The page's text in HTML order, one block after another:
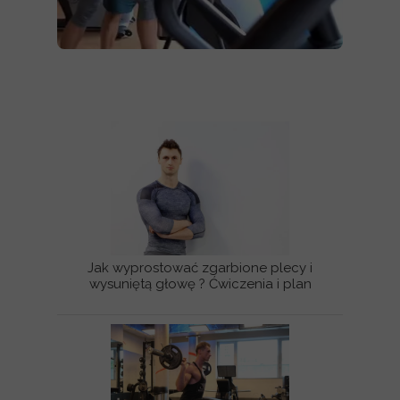
Jak wyprostować zgarbione plecy i
wysuniętą głowę ? Ćwiczenia i plan